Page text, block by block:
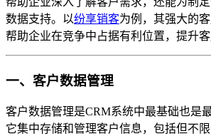
数据支持。以纷享销客为例，其强大的
帮助企业在竞争中占据有利位置，提升客
一、客户数据管理
客户数据管理是CRM系统中最基础也是
它集中存储和管理客户信息，包括但不限